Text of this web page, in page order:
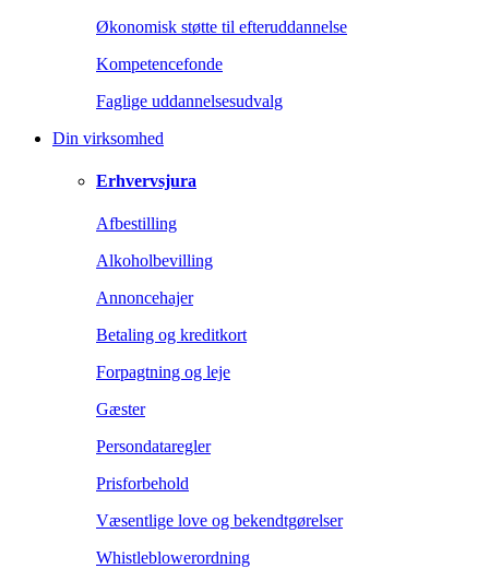
Økonomisk støtte til efteruddannelse
Kompetencefonde
Faglige uddannelsesudvalg
Din virksomhed
Erhvervsjura
Afbestilling
Alkoholbevilling
Annoncehajer
Betaling og kreditkort
Forpagtning og leje
Gæster
Persondataregler
Prisforbehold
Væsentlige love og bekendtgørelser
Whistleblowerordning